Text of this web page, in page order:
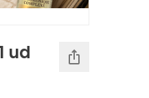
ud